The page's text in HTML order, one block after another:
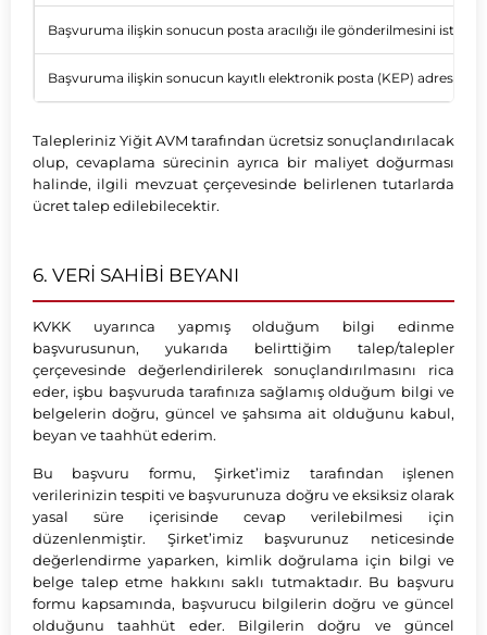
Başvuruma ilişkin sonucun posta aracılığı ile gönderilmesini
Başvuruma ilişkin sonucun kayıtlı elektronik posta (KEP)
Talepleriniz Yiğit AVM tarafından ücretsiz sonuçlandırılacak
olup, cevaplama sürecinin ayrıca bir maliyet doğurması
halinde, ilgili mevzuat çerçevesinde belirlenen tutarlarda
ücret talep edilebilecektir.
6. VERİ SAHİBİ BEYANI
KVKK uyarınca yapmış olduğum bilgi edinme
başvurusunun, yukarıda belirttiğim talep/talepler
çerçevesinde değerlendirilerek sonuçlandırılmasını rica
eder, işbu başvuruda tarafınıza sağlamış olduğum bilgi ve
belgelerin doğru, güncel ve şahsıma ait olduğunu kabul,
beyan ve taahhüt ederim.
Bu başvuru formu, Şirket’imiz tarafından işlenen
verilerinizin tespiti ve başvurunuza doğru ve eksiksiz olarak
yasal süre içerisinde cevap verilebilmesi için
düzenlenmiştir. Şirket’imiz başvurunuz neticesinde
değerlendirme yaparken, kimlik doğrulama için bilgi ve
belge talep etme hakkını saklı tutmaktadır. Bu başvuru
formu kapsamında, başvurucu bilgilerin doğru ve güncel
olduğunu taahhüt eder. Bilgilerin doğru ve güncel